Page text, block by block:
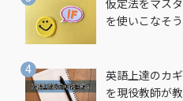
を使いこなそう
英語上達のカ
を現役教師が